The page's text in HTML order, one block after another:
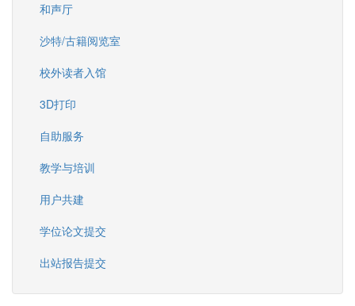
和声厅
沙特/古籍阅览室
校外读者入馆
3D打印
自助服务
教学与培训
用户共建
学位论文提交
出站报告提交